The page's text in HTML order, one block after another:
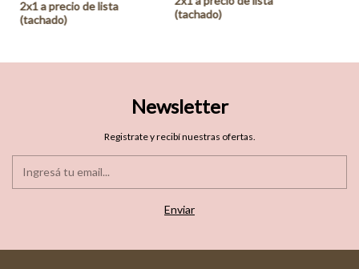
Newsletter
Registrate y recibí nuestras ofertas.